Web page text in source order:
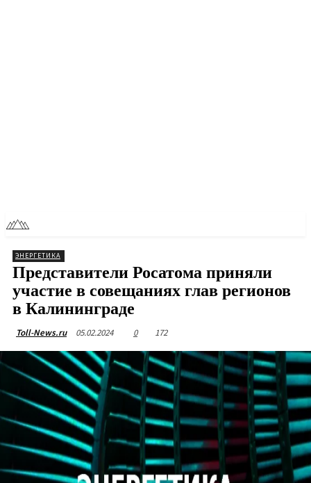
ЭНЕРГЕТИКА
Представители Росатома приняли
участие в совещаниях глав регионов
в Калининграде
Toll-News.ru 05.02.2024 0 172